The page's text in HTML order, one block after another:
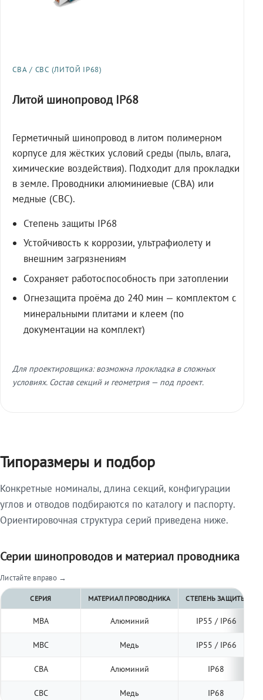
СВА / СВС (ЛИТОЙ IP68)
Литой шинопровод IP68
Герметичный шинопровод в литом полимерном
корпусе для жёстких условий среды (пыль, влага,
химические воздействия). Подходит для прокладки
в земле. Проводники алюминиевые (СВА) или
медные (СВС).
Степень защиты IP68
Устойчивость к коррозии, ультрафиолету и
внешним загрязнениям
Сохраняет работоспособность при затоплении
Огнезащита проёма до 240 мин — комплектом с
минеральными плитами и клеем (по
документации на комплект)
Для проектировщика: возможна прокладка в сложных
условиях. Состав секций и геометрия — под проект.
Типоразмеры и подбор
Конкретные номиналы, длина секций, конфигурации
углов и отводов подбираются по каталогу и паспорту.
Ориентировочная структура серий приведена ниже.
Серии шинопроводов и материал проводника
Листайте вправо →
СЕРИЯ МАТЕРИАЛ ПРОВОДНИКА СТЕПЕНЬ ЗАЩИТЫ
МВА Алюминий IP55 / IP66
МВС Медь IP55 / IP66
СВА Алюминий IP68
СВС Медь IP68